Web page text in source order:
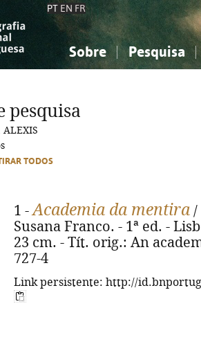
PT EN FR
Sobre Pesquisa
Ciências sociais...
Ciências sociais...
pesquisa
ALEXIS
TODOS
1 -Academia da mentira /
Susana Franco. - 1ª ed. -
23 cm. - Tít. orig.: An
727-4
Link persistente: http://